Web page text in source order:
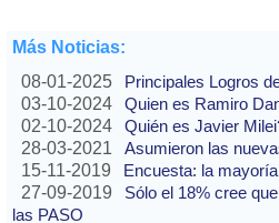
Más Noticias:
08-01-2025
Principales Logros
03-10-2024
Quien es Ramiro
02-10-2024
Quién es Javier
28-03-2021
Asumieron las
15-11-2019
Encuesta: la
27-09-2019
Sólo el 18% cree
las PASO